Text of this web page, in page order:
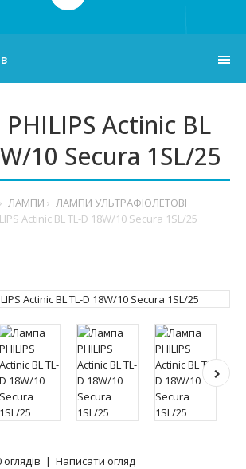
Actinic BL
10 Secura 1SL/25
ЛАМПИ
ЛАМПИ УЛЬТРАФІОЛЕТОВІ
Actinic BL TL-D 18W/10 Secura 1SL/25
оглядів | Написати огляд